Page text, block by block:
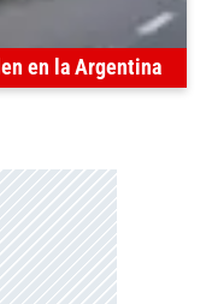
en la Argentina